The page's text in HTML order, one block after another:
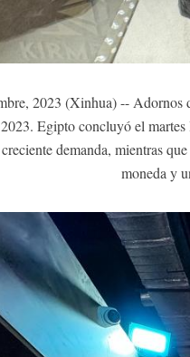
2023 (Xinhua) -- Adornos
Egipto concluyó el
demanda, mientras
moneda y